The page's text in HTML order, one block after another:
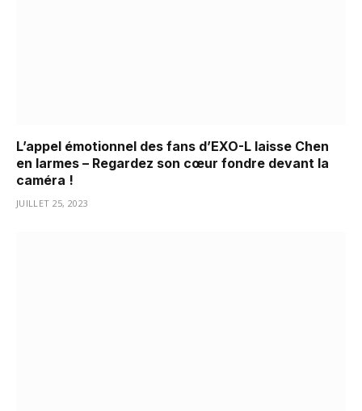
L’appel émotionnel des fans d’EXO-L laisse Chen
en larmes – Regardez son cœur fondre devant la
caméra !
JUILLET 25, 2023